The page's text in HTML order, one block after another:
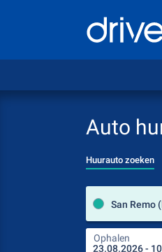
Auto
Huurauto zoeken
San Remo
Ophalen